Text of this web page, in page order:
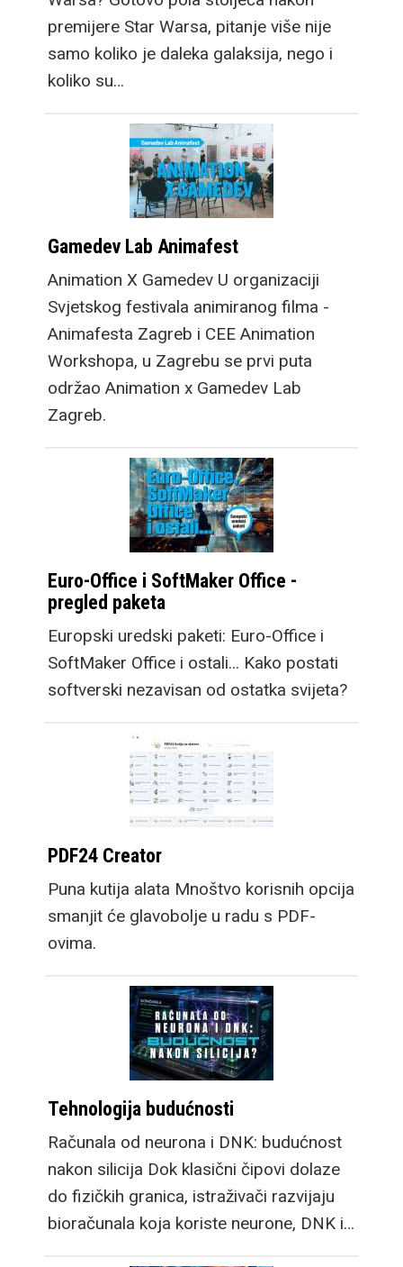
premijere Star Warsa, pitanje više nije
samo koliko je daleka galaksija, nego i
koliko su…
Gamedev Lab Animafest
Animation X Gamedev U organizaciji
Svjetskog festivala animiranog filma -
Animafesta Zagreb i CEE Animation
Workshopa, u Zagrebu se prvi puta
održao Animation x Gamedev Lab
Zagreb.
Euro-Office i SoftMaker Office -
pregled paketa
Europski uredski paketi: Euro-Office i
SoftMaker Office i ostali... Kako postati
softverski nezavisan od ostatka svijeta?
PDF24 Creator
Puna kutija alata Mnoštvo korisnih opcija
smanjit će glavobolje u radu s PDF-
ovima.
Tehnologija budućnosti
Računala od neurona i DNK: budućnost
nakon silicija Dok klasični čipovi dolaze
do fizičkih granica, istraživači razvijaju
bioračunala koja koriste neurone, DNK i…